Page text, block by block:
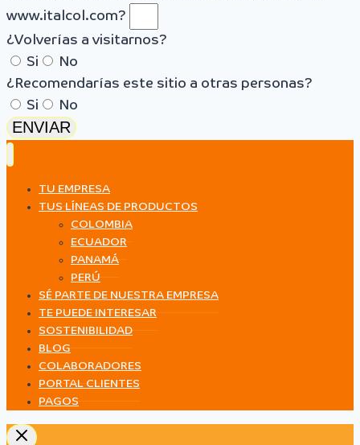
www.italcol.com?
¿Volverías a visitarnos?
Si
No
¿Recomendarías este sitio a otras personas?
Si
No
ENVIAR
TU EMPRESA
TUS LÍNEAS DE PRODUCTOS
COLOMBIA
ECUADOR
PANAMÁ
PERÚ
SÉ PARTE DE NUESTRA EMPRESA
TE PUEDE INTERESAR
SOSTENIBILIDAD
BLOG
COLABORADORES
PORTAL CLIENTES
PAGOS